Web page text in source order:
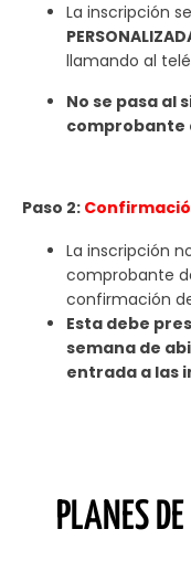
La inscripción
llamando al
No se pasa al
comprobante
Paso 2:
La inscripción
comprobante
confirmación
Esta debe
semana de
entrada a las
PLANES